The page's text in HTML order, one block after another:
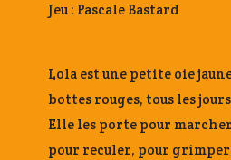
Jeu : Pascale Bastard
Lola est une petite oie
bottes rouges, tous les
Elle les porte pour
pour reculer, pour